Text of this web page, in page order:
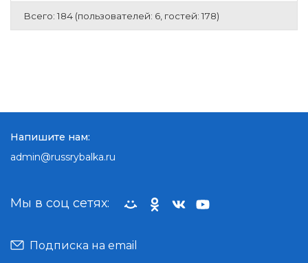
Всего: 184 (пользователей: 6, гостей: 178)
Мы в соц сетях:
Подписка на email
Напишите нам:
admin@russrybalka.ru